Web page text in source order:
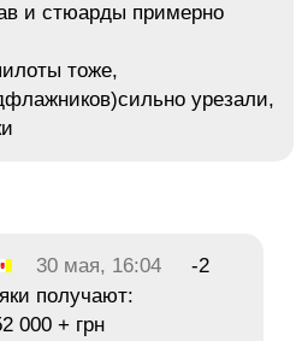
и стюарды примерно
тоже,
урезали,
30 мая, 16:04
-2
получают:
+ грн